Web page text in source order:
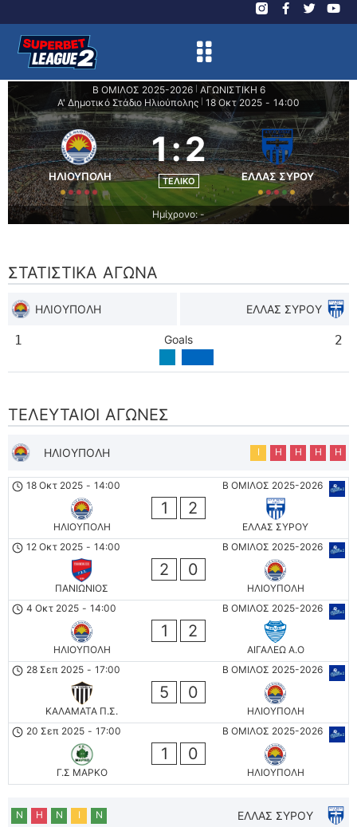
Β ΟΜΙΛΟΣ 2025-2026
ΑΓΩΝΙΣΤΙΚΗ 6
Α' Δημοτικό Στάδιο Ηλιούπολης 18 Οκτ 2025 - 14:00
ΗΛΙΟΥΠΟΛΗ
1:2
ΤΕΛΙΚΌ ΕΛΛΑΣ ΣΥΡΟΥ
Ημίχρονο: -
ΣΤΑΤΙΣΤΙΚΆ ΑΓΏΝΑ
ΗΛΙΟΥΠΟΛΗ ΕΛΛΑΣ ΣΥΡΟΥ
1 Goals 2
ΤΕΛΕΥΤΑΊΟΙ ΑΓΏΝΕΣ
ΗΛΙΟΥΠΟΛΗ Ι Η Η Η Η
Β ΟΜΙΛΟΣ 2025-2026
18 Οκτ 2025 - 14:00
ΗΛΙΟΥΠΟΛΗ
1 2
ΕΛΛΑΣ ΣΥΡΟΥ
Β ΟΜΙΛΟΣ 2025-2026
12 Οκτ 2025 - 14:00
ΠΑΝΙΩΝΙΟΣ
2 0
ΗΛΙΟΥΠΟΛΗ
Β ΟΜΙΛΟΣ 2025-2026
4 Οκτ 2025 - 14:00
ΗΛΙΟΥΠΟΛΗ
1 2
ΑΙΓΑΛΕΩ A.O
Β ΟΜΙΛΟΣ 2025-2026
28 Σεπ 2025 - 17:00
ΚΑΛΑΜΑΤΑ Π.Σ.
5 0
ΗΛΙΟΥΠΟΛΗ
Β ΟΜΙΛΟΣ 2025-2026
20 Σεπ 2025 - 17:00
Γ.Σ ΜΑΡΚΟ
1 0
ΗΛΙΟΥΠΟΛΗ
ΕΛΛΑΣ ΣΥΡΟΥ
Ν Η Ν Ι Ν